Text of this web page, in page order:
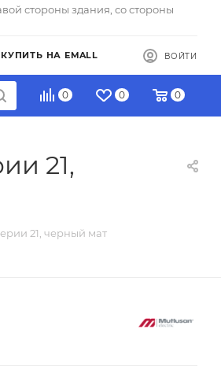
стороны здания, со стороны
КУПИТЬ НА EMALL ВОЙТИ
0 0 0
21,
21, черный мат